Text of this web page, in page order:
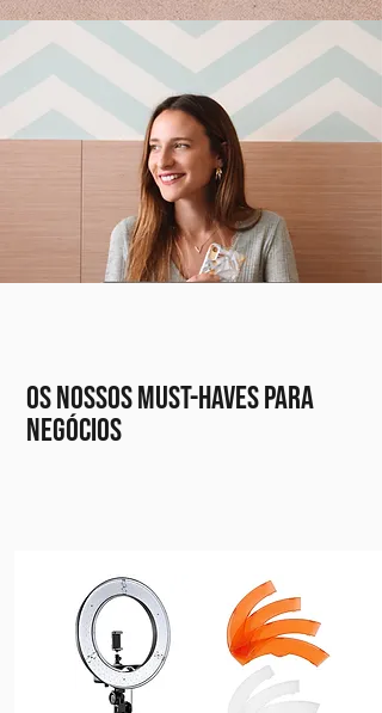
OS NOSSOS MUST-HAVES PARA